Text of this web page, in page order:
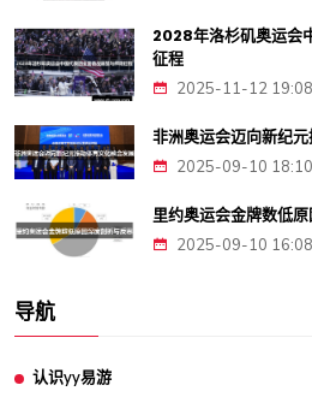
2028年洛杉矶奥运会
征程
2025-11-12
非洲奥运会迈向新纪
2025-09-10
里约奥运会金牌数低
2025-09-10
导航
认识yy易游